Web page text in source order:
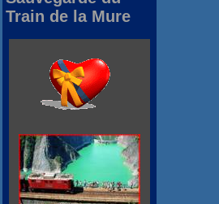
Train de la Mure